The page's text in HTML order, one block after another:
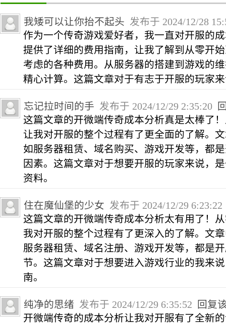
我矮可以让你抬不起头 发布于 2024/12/28
作为一个传奇游戏爱好者，我一直对开服的
提供了详细的费用指南，让我了解到从零开
考虑的各种费用。从服务器的搭建到游戏的
精心计算。这篇文章对于有志于开服的玩家
忘记拉时间的手 发布于 2024/12/29 2:35:20
这篇文章的开微端传奇成本分析真是太棒了
让我对开服的整个过程有了更全面的了解。
如服务器租赁、域名购买、游戏开发等，都
因素。这篇文章对于想要开服的玩家来说，
资料。
住在魔仙堡的少女 发布于 2024/12/29
这篇文章的开微端传奇成本分析太有用了！
我对开服的整个过程有了更深入的了解。文
服务器租赁、域名注册、游戏开发等，都是
节。这篇文章对于想要进入游戏行业的我来
南。
纯净的思绪 发布于 2024/12/29 6:35:52
回复
开微端传奇的成本分析让我对开服有了全新